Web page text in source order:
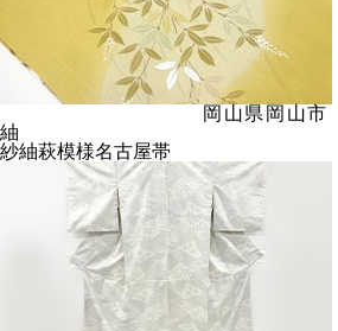
岡山県岡山市
紬
紗紬萩模様名古屋帯